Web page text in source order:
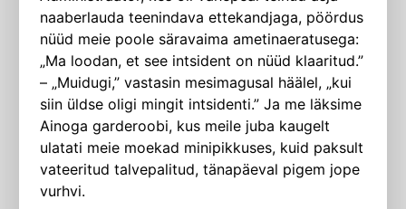
naaberlauda teenindava ettekandjaga, pöördus
nüüd meie poole säravaima ametinaeratusega:
„Ma loodan, et see intsident on nüüd klaaritud.”
– „Muidugi,” vastasin mesimagusal häälel, „kui
siin üldse oligi mingit intsidenti.” Ja me läksime
Ainoga garderoobi, kus meile juba kaugelt
ulatati meie moekad minipikkuses, kuid paksult
vateeritud talvepalitud, tänapäeval pigem jope
vurhvi.